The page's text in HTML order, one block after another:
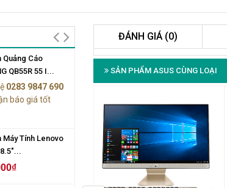
Quảng Cáo
QB55R 55 I...
0283 9847 690
báo giá tốt
Máy Tính Lenovo
ĐÁNH GIÁ (0)
SẢN PHẨM ASUS CÙNG LOẠI